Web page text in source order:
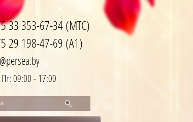
33 353-67-34 (МТС)
29 198-47-69 (A1)
09:00 - 17:00